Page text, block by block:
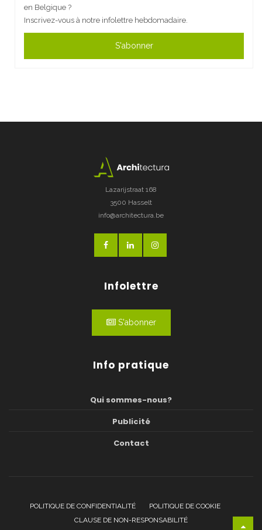
en Belgique ?
Inscrivez-vous à notre infolettre hebdomadaire.
S'abonner
Lazarijstraat 168
3500 Hasselt
info@architectura.be
Infolettre
S'abonner
Info pratique
Qui sommes-nous?
Publicité
Contact
POLITIQUE DE CONFIDENTIALITÉ
POLITIQUE DE COOKIE
CLAUSE DE NON-RESPONSABILITÉ